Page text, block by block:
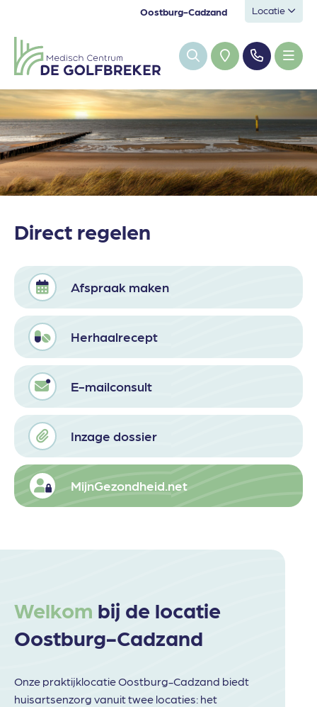
Oostburg-Cadzand Locatie
Direct regelen
Afspraak maken
Herhaalrecept
E-mailconsult
Inzage dossier
MijnGezondheid.net
Welkom bij de locatie
Oostburg-Cadzand
Onze praktijklocatie Oostburg-Cadzand biedt
huisartsenzorg vanuit twee locaties: het